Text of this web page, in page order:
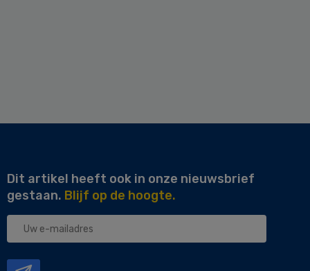
Dit artikel heeft ook in onze nieuwsbrief
gestaan. Blijf op de hoogte.
Uw